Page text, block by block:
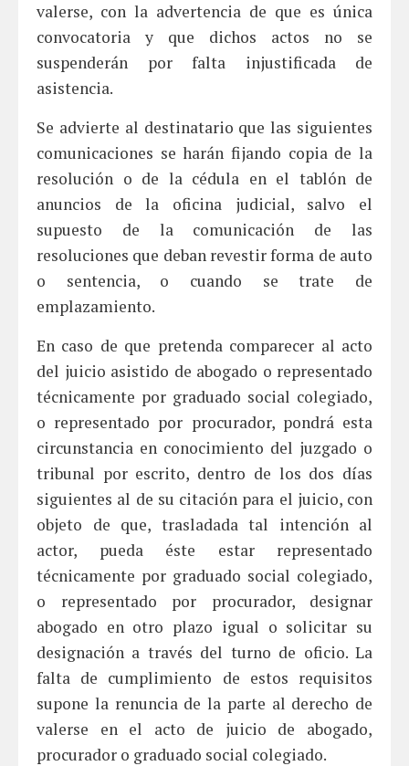
valerse, con la advertencia de que es única
convocatoria y que dichos actos no se
suspenderán por falta injustificada de
asistencia.
Se advierte al destinatario que las siguientes
comunicaciones se harán fijando copia de la
resolución o de la cédula en el tablón de
anuncios de la oficina judicial, salvo el
supuesto de la comunicación de las
resoluciones que deban revestir forma de auto
o sentencia, o cuando se trate de
emplazamiento.
En caso de que pretenda comparecer al acto
del juicio asistido de abogado o representado
técnicamente por graduado social colegiado,
o representado por procurador, pondrá esta
circunstancia en conocimiento del juzgado o
tribunal por escrito, dentro de los dos días
siguientes al de su citación para el juicio, con
objeto de que, trasladada tal intención al
actor, pueda éste estar representado
técnicamente por graduado social colegiado,
o representado por procurador, designar
abogado en otro plazo igual o solicitar su
designación a través del turno de oficio. La
falta de cumplimiento de estos requisitos
supone la renuncia de la parte al derecho de
valerse en el acto de juicio de abogado,
procurador o graduado social colegiado.